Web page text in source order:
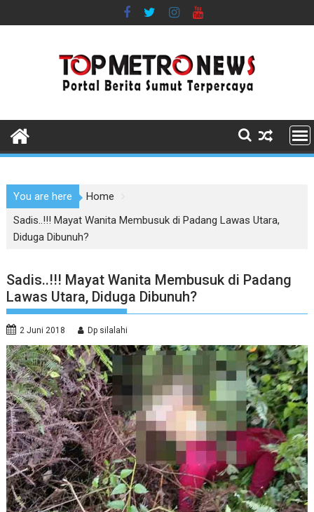
to
You are here
Home
Sadis..!!! Mayat Wanita Membusuk di Padang Lawas Utara,
Diduga Dibunuh?
Sadis..!!! Mayat Wanita Membusuk di Padang
Lawas Utara, Diduga Dibunuh?
2 Juni 2018 Dp silalahi